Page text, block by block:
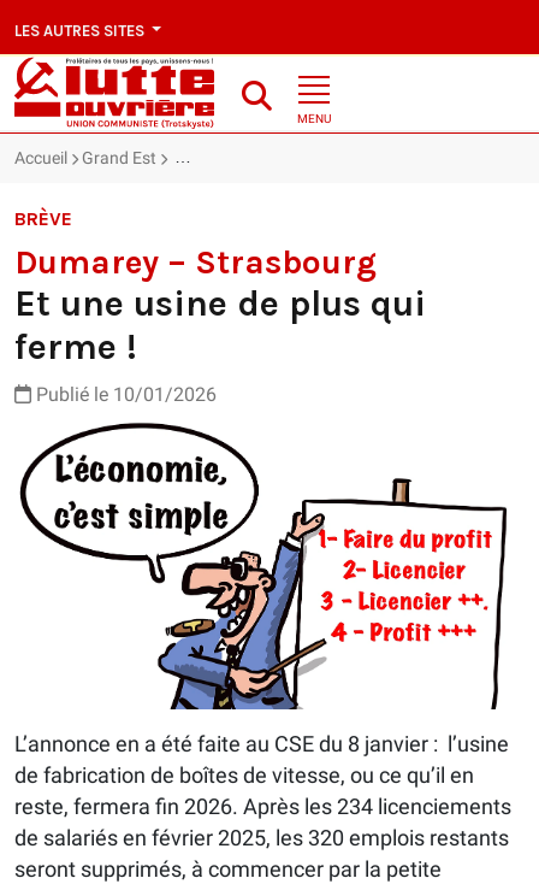
LES AUTRES SITES
MENU
Accueil Grand Est Dumarey – Strasbourg : Et une usine de plus qui
BRÈVE
Dumarey – Strasbourg
Et une usine de plus qui
ferme !
Publié le 10/01/2026
L’annonce en a été faite au CSE du 8 janvier : l’usine
de fabrication de boîtes de vitesse, ou ce qu’il en
reste, fermera fin 2026. Après les 234 licenciements
de salariés en février 2025, les 320 emplois restants
seront supprimés, à commencer par la petite